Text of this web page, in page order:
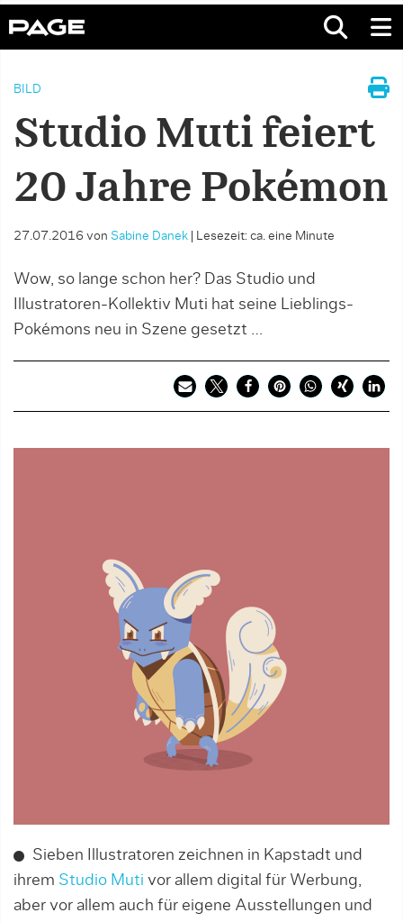
BILD
Studio Muti feiert
20 Jahre Pokémon
27.07.2016 von Sabine Danek Lesezeit: ca. eine Minute
Wow, so lange schon her? Das Studio und
Illustratoren-Kollektiv Muti hat seine Lieblings-
Pokémons neu in Szene gesetzt …
Sieben Illustratoren zeichnen in Kapstadt und
ihrem Studio Muti vor allem digital für Werbung,
aber vor allem auch für eigene Ausstellungen und